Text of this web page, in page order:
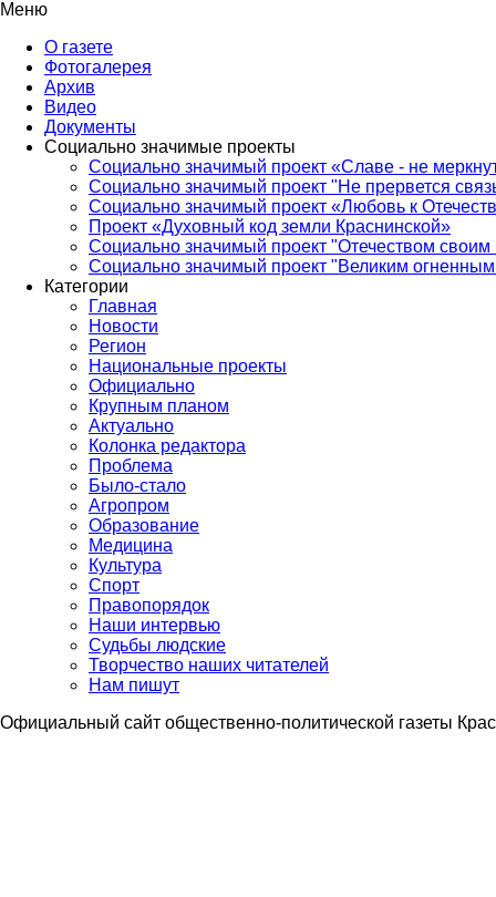
Меню
О газете
Фотогалерея
Архив
Видео
Документы
Социально значимые проекты
Социально значимый проект «Славе - не
Социально значимый проект "Не прервется
Социально значимый проект «Любовь к
Проект «Духовный код земли Краснинской»
Социально значимый проект "Отечеством своим
Социально значимый проект "Великим
Категории
Главная
Новости
Регион
Национальные проекты
Официально
Крупным планом
Актуально
Колонка редактора
Проблема
Было-стало
Агропром
Образование
Медицина
Культура
Спорт
Правопорядок
Наши интервью
Судьбы людские
Творчество наших читателей
Нам пишут
Официальный сайт общественно-политической газеты